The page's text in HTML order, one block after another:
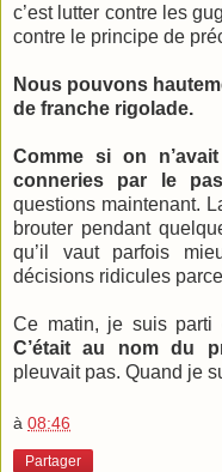
c’est lutter contre les
contre le principe de
Nous pouvons
de franche rigolade.
Comme si on
conneries par le
questions maintenant.
brouter pendant
qu’il vaut parfois
décisions ridicules
Ce matin, je suis parti
C’était au nom du
pleuvait pas. Quand je
à 08:46
Partager